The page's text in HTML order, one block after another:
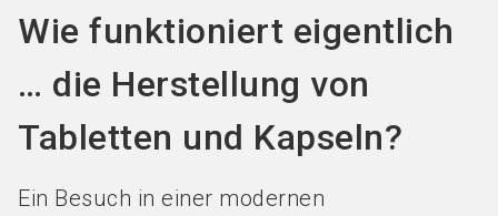
Wie funktioniert eigentlich
… die Herstellung von
Tabletten und Kapseln?
Ein Besuch in einer modernen